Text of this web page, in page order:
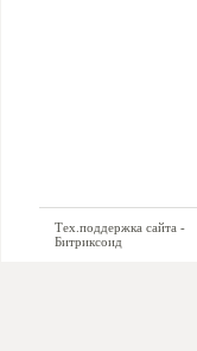
Тех.поддержка сайта -
Битриксоид